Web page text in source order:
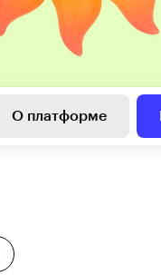
О платформе